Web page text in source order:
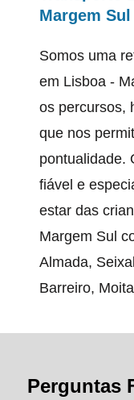
Margem Sul
Somos uma
em Lisboa -
os percursos,
que nos
pontualidade.
fiável e
estar das
Margem Sul
Almada,
Barreiro,
Perguntas